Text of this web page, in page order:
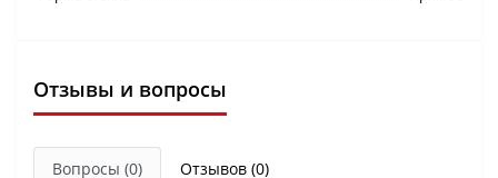
Отзывы и вопросы
Вопросы (0) Отзывов (0)